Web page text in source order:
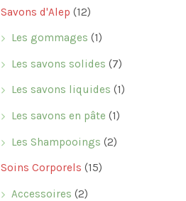
Savons d'Alep (12)
Les gommages (1)
Les savons solides (7)
Les savons liquides (1)
Les savons en pâte (1)
Les Shampooings (2)
Soins Corporels (15)
Accessoires (2)